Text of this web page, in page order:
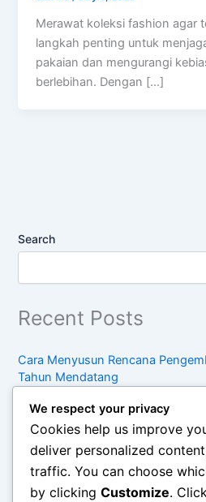
Merawat koleksi fashion agar
langkah penting untuk
pakaian dan mengurangi
berlebihan. Dengan […]
Search
Recent Posts
Cara Menyusun Rencana
Tahun Mendatang
Kebiasaan Sederhana untuk
di Tengah Kesibukan
Pentingnya Konsumsi Sadar
Belanja Modern
Cara Mengelola Waktu Antara
We respect your privacy
Cookies help us improve
deliver personalized
traffic. You can choose
by clicking Customize.